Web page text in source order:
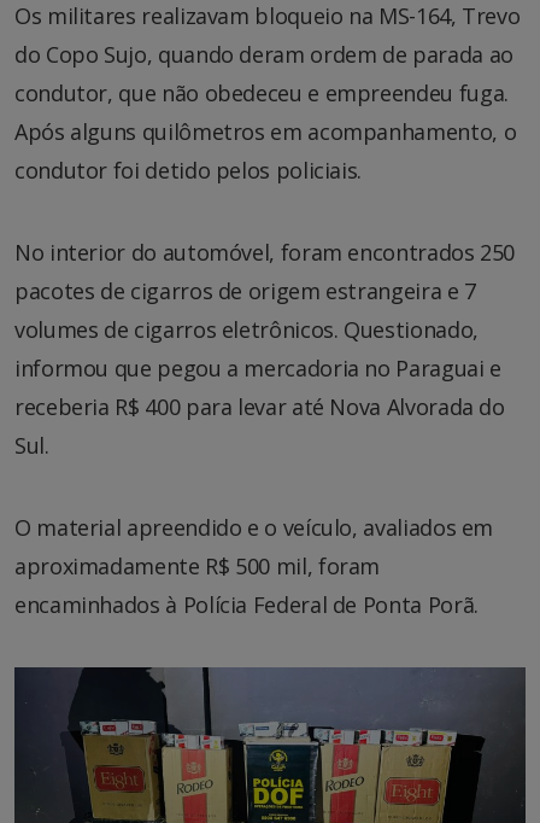
Os militares realizavam bloqueio na MS-164, Trevo
do Copo Sujo, quando deram ordem de parada ao
condutor, que não obedeceu e empreendeu fuga.
Após alguns quilômetros em acompanhamento, o
condutor foi detido pelos policiais.
No interior do automóvel, foram encontrados 250
pacotes de cigarros de origem estrangeira e 7
volumes de cigarros eletrônicos. Questionado,
informou que pegou a mercadoria no Paraguai e
receberia R$ 400 para levar até Nova Alvorada do
Sul.
O material apreendido e o veículo, avaliados em
aproximadamente R$ 500 mil, foram
encaminhados à Polícia Federal de Ponta Porã.